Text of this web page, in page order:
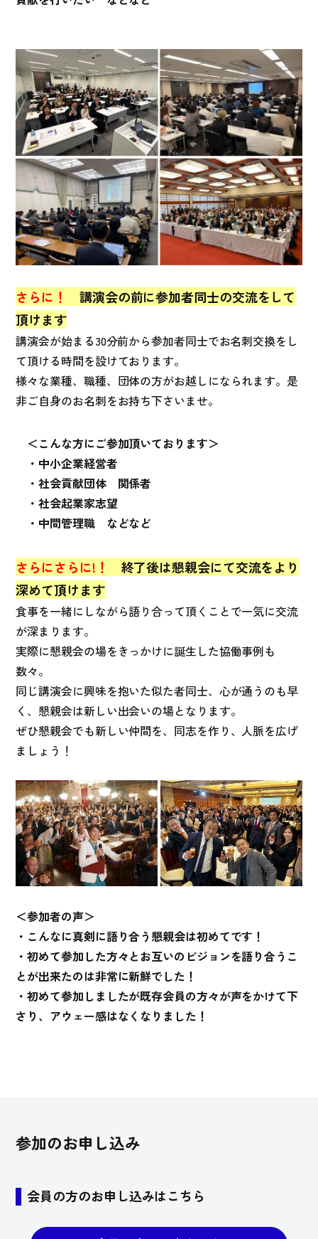
さらに！ 講演会の前に参加者同士の交流をして
頂けます
講演会が始まる30分前から参加者同士でお名刺交換をし
て頂ける時間を設けております。
様々な業種、職種、団体の方がお越しになられます。是
非ご自身のお名刺をお持ち下さいませ。
＜こんな方にご参加頂いております＞
・中小企業経営者
・社会貢献団体 関係者
・社会起業家志望
・中間管理職 などなど
さらにさらに!！ 終了後は懇親会にて交流をより
深めて頂けます
食事を一緒にしながら語り合って頂くことで一気に交流
が深まります。
実際に懇親会の場をきっかけに誕生した協働事例も
数々。
同じ講演会に興味を抱いた似た者同士、心が通うのも早
く、懇親会は新しい出会いの場となります。
ぜひ懇親会でも新しい仲間を、同志を作り、人脈を広げ
ましょう！
＜参加者の声＞
・こんなに真剣に語り合う懇親会は初めてです！
・初めて参加した方々とお互いのビジョンを語り合うこ
とが出来たのは非常に新鮮でした！
・初めて参加しましたが既存会員の方々が声をかけて下
さり、アウェー感はなくなりました！
参加のお申し込み
会員の方のお申し込みはこちら